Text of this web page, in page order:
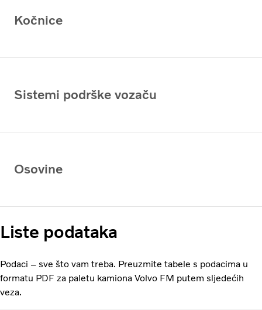
Kočnice
Sistemi podrške vozaču
Osovine
Liste podataka
Podaci – sve što vam treba. Preuzmite tabele s podacima u
formatu PDF za paletu kamiona Volvo FM putem sljedećih
veza.